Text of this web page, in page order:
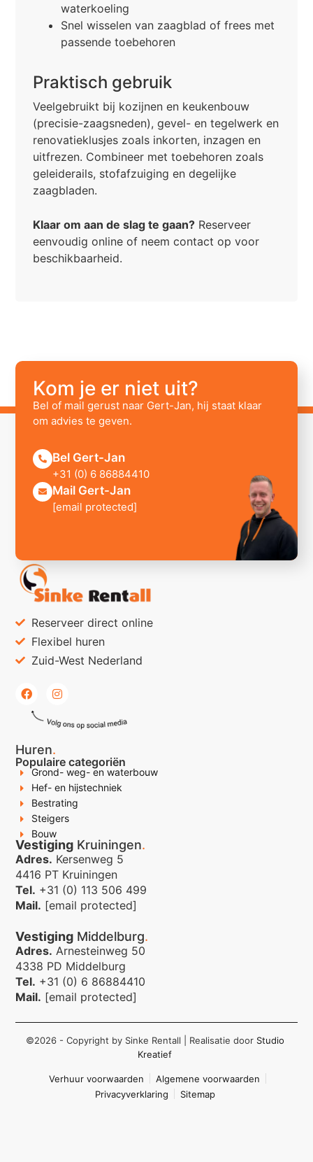
waterkoeling
Snel wisselen van zaagblad of frees met
passende toebehoren
Praktisch gebruik
Veelgebruikt bij kozijnen en keukenbouw
(precisie-zaagsneden), gevel- en tegelwerk en
renovatieklusjes zoals inkorten, inzagen en
uitfrezen. Combineer met toebehoren zoals
geleiderails, stofafzuiging en degelijke
zaagbladen.
Klaar om aan de slag te gaan? Reserveer
eenvoudig online of neem contact op voor
beschikbaarheid.
Reserveer direct online
Flexibel huren
Zuid-West Nederland
Huren.
Populaire categoriën
Grond- weg- en waterbouw
Hef- en hijstechniek
Bestrating
Steigers
Bouw
Vestiging Kruiningen.
Adres. Kersenweg 5
4416 PT Kruiningen
Tel. +31 (0) 113 506 499
Mail. [email protected]
Vestiging Middelburg.
Adres. Arnesteinweg 50
4338 PD Middelburg
Tel. +31 (0) 6 86884410
Mail. [email protected]
Kom je er niet uit?
Bel of mail gerust naar Gert-Jan, hij staat klaar
om advies te geven.
Bel Gert-Jan
+31 (0) 6 86884410
Mail Gert-Jan
[email protected]
©2026 - Copyright by Sinke Rentall | Realisatie door Studio
Kreatief
Verhuur voorwaarden
Algemene voorwaarden
Privacyverklaring
Sitemap